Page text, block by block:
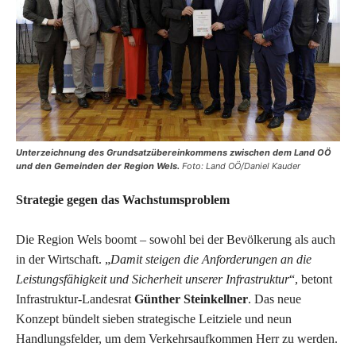
Unterzeichnung des Grundsatzübereinkommens zwischen dem Land OÖ
und den Gemeinden der Region Wels. Foto: Land OÖ/Daniel Kauder
Strategie gegen das Wachstumsproblem
Die Region Wels boomt – sowohl bei der Bevölkerung als auch
in der Wirtschaft. „Damit steigen die Anforderungen an die
Leistungsfähigkeit und Sicherheit unserer Infrastruktur“, betont
Infrastruktur-Landesrat Günther Steinkellner. Das neue
Konzept bündelt sieben strategische Leitziele und neun
Handlungsfelder, um dem Verkehrsaufkommen Herr zu werden.